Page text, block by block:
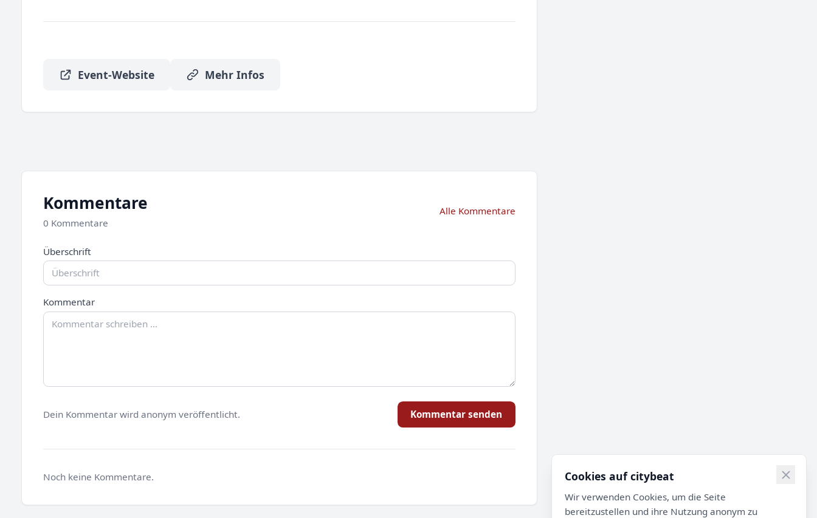
Event-Website Mehr Infos
Kommentare
0 Kommentare
Alle Kommentare
Überschrift
Kommentar
Dein Kommentar wird anonym veröffentlicht. Kommentar senden
Noch keine Kommentare. Cookies auf citybeat
Wir verwenden Cookies, um die Seite
bereitzustellen und ihre Nutzung anonym zu